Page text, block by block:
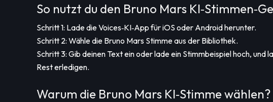
So nutzt du den Bruno Mars
Schritt 1: Lade die Voices‑KI‑App für iOS oder Android herunter.
Schritt 2: Wähle die Bruno Mars Stimme aus der Bibliothek.
Schritt 3: Gib deinen Text ein oder lade ein Stimmbeispiel hoch, und
Rest erledigen.
Warum die Bruno Mars KI‑Stimme wählen?